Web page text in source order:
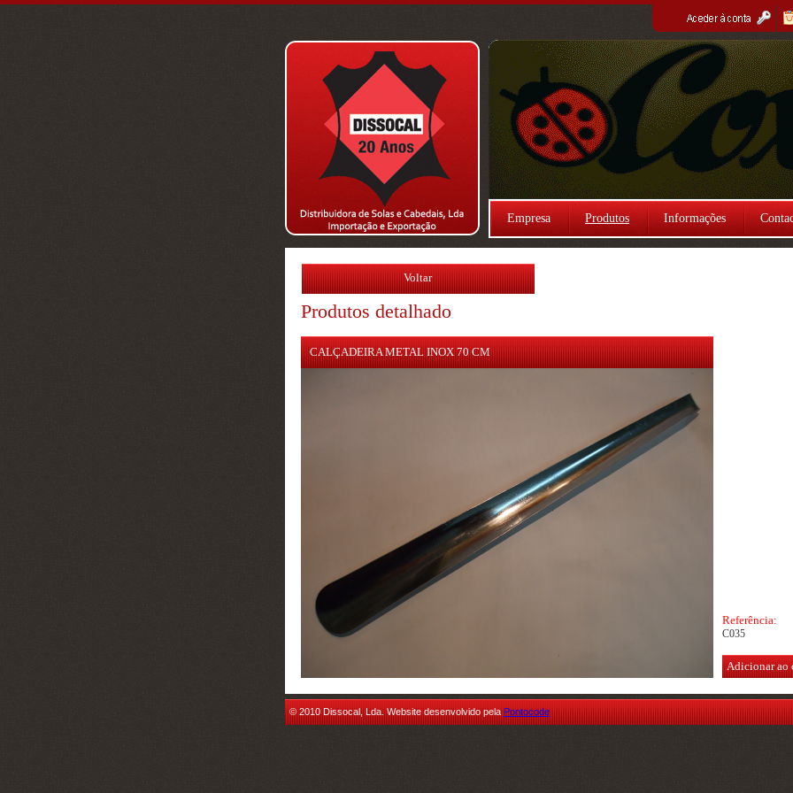
Empresa Produtos Informações
Voltar
Produtos detalhado
CALÇADEIRA METAL INOX 70 CM
Referência:
C035
Adicionar ao
© 2010 Dissocal, Lda. Website desenvolvido pelaPontocode